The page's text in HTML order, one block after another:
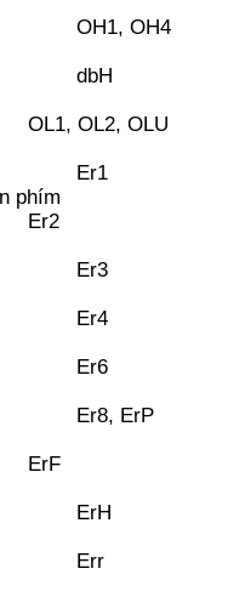
OH1, OH4
dbH
OL1, OL2, OLU
Er1
phím
Er2
Er3
Er4
Er6
Er8, ErP
ErF
ErH
Err